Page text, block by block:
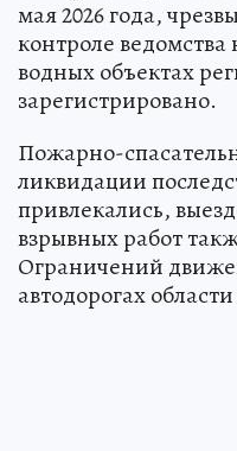
мая 2026 года,
контроле
водных объектах
зарегистрировано.
Пожарно-
ликвидации
привлекались,
взрывных работ
Ограничений
автодорогах